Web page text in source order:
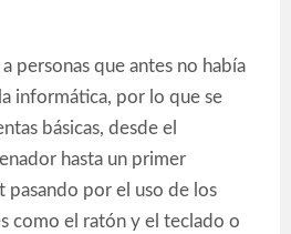
personas que antes no había
informática, por lo que se
básicas, desde el
hasta un primer
por el uso de los
como el ratón y el teclado o